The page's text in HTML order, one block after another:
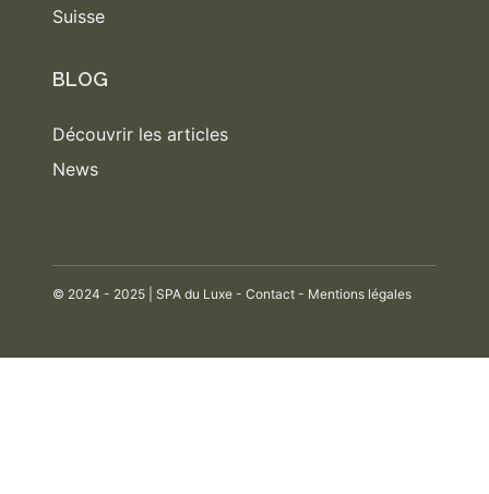
Suisse
BLOG
Découvrir les articles
News
© 2024 - 2025 | SPA du Luxe - Contact - Mentions légales